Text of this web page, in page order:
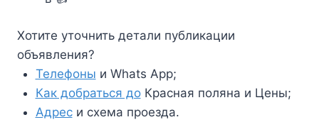
Хотите уточнить детали публикации
объявления?
Телефоны и Whats App;
Как добраться доКрасная поляна и Цены;
Адреси схема проезда.